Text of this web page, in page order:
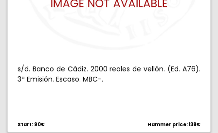
s/d. Banco de Cádiz. 2000 reales de vellón. (Ed. A76).
3ª Emisión. Escaso. MBC-.
Start: 90€ Hammer price: 138€